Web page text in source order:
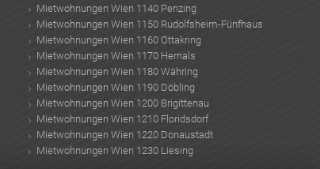
Mietwohnungen Wien 1140 Penzing
Mietwohnungen Wien 1150 Rudolfsheim-Fünfhaus
Mietwohnungen Wien 1160 Ottakring
Mietwohnungen Wien 1170 Hernals
Mietwohnungen Wien 1180 Währing
Mietwohnungen Wien 1190 Döbling
Mietwohnungen Wien 1200 Brigittenau
Mietwohnungen Wien 1210 Floridsdorf
Mietwohnungen Wien 1220 Donaustadt
Mietwohnungen Wien 1230 Liesing